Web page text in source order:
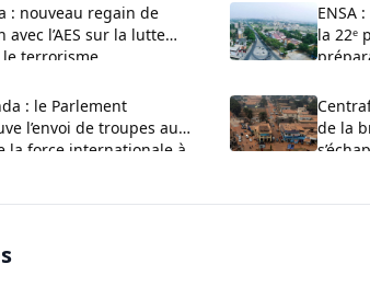
: nouveau regain de
avec l’AES sur la lutte
terrorisme
ENSA
la 22ᵉ
: le Parlement
l’envoi de troupes au
la force internationale à
de la